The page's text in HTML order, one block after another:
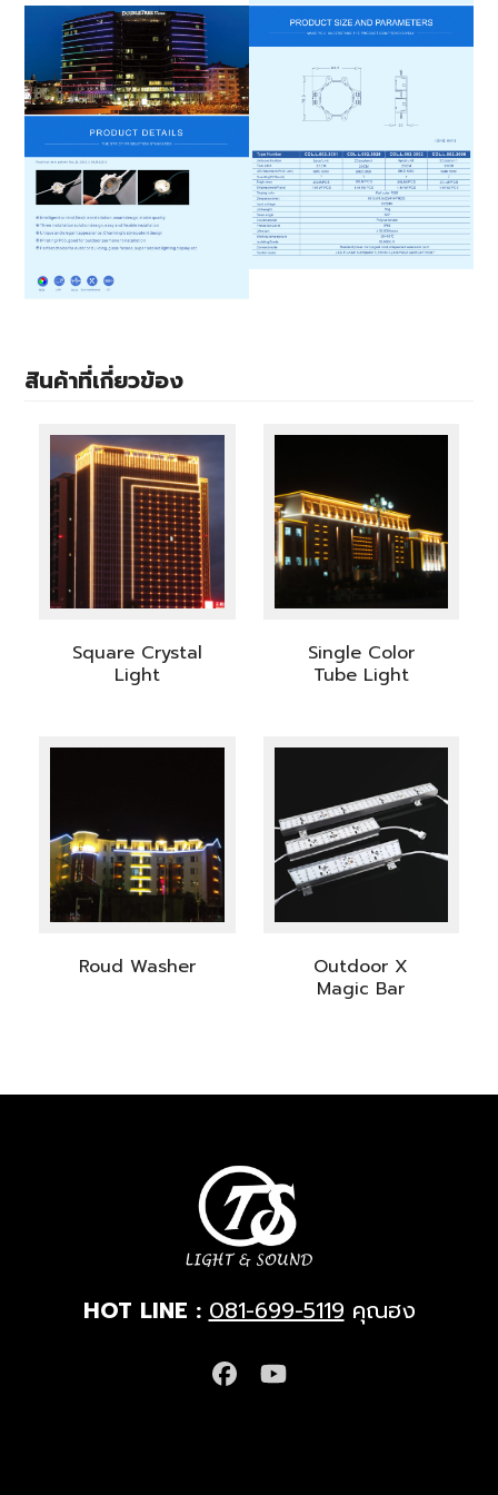
สินค้าที่เกี่ยวข้อง
Square Crystal
Light
Single Color
Tube Light
Roud Washer
Outdoor X
Magic Bar
HOT LINE : 081-699-5119คุณฮง
Facebook
YouTube